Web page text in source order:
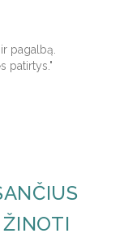
pagalbą.
patirtys."